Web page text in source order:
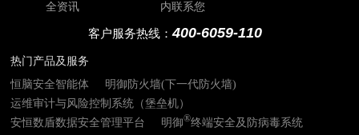
全资讯
内联系您
客户服务热线：400-6059-110
热门产品及服务
恒脑安全智能体
明御防火墙(下一代防火墙)
运维审计与风险控制系统（堡垒机）
安恒数盾数据安全管理平台
明御®终端安全及防病毒系统